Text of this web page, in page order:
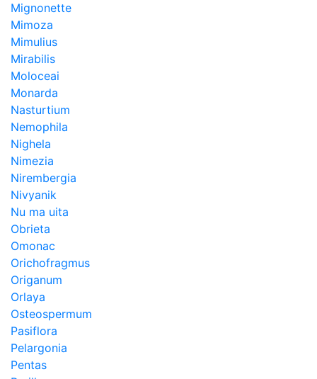
Mignonette
Mimoza
Mimulius
Mirabilis
Moloceai
Monarda
Nasturtium
Nemophila
Nighela
Nimezia
Nirembergia
Nivyanik
Nu ma uita
Obrieta
Omonac
Orichofragmus
Origanum
Orlaya
Osteospermum
Pasiflora
Pelargonia
Pentas